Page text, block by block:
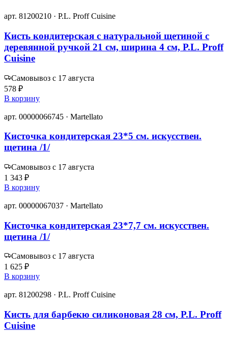
арт. 81200210 · P.L. Proff Cuisine
Кисть кондитерская с натуральной щетиной с
деревянной ручкой 21 см, ширина 4 см, P.L. Proff
Cuisine
Самовывоз с 17 августа
578 ₽
В корзину
арт. 00000066745 · Martellato
Кисточка кондитерская 23*5 см. искусствен.
щетина /1/
Самовывоз с 17 августа
1 343 ₽
В корзину
арт. 00000067037 · Martellato
Кисточка кондитерская 23*7,7 см. искусствен.
щетина /1/
Самовывоз с 17 августа
1 625 ₽
В корзину
арт. 81200298 · P.L. Proff Cuisine
Кисть для барбекю силиконовая 28 см, P.L. Proff
Cuisine